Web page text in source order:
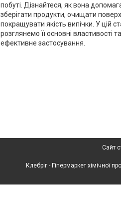
побуті. Дізнайтеся, як вона
зберігати продукти, очищати
покращувати якість випічки. У цій
розглянемо її основні властивості та
ефективне застосування.
Сайт